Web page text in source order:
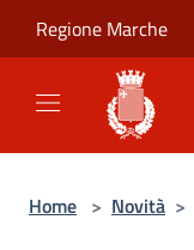
Regione Marche
Home > Novità >